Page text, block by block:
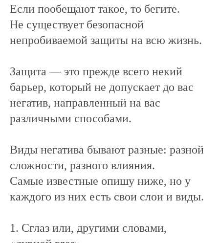
Если пообещают такое, то бегите.
Не существует безопасной
непробиваемой защиты на всю жизнь.
Защита — это прежде всего некий
барьер, который не допускает до вас
негатив, направленный на вас
различными способами.
Виды негатива бывают разные: разной
сложности, разного влияния.
Самые известные опишу ниже, но у
каждого из них есть свои слои и виды.
1. Сглаз или, другими словами,